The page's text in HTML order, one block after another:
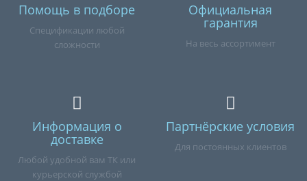
Помощь в подборе
Спецификации любой
сложности
Официальная
гарантия
На весь ассортимент
Информация о
доставке
Любой удобной вам ТК или
курьерской службой
Партнёрские условия
Для постоянных клиентов